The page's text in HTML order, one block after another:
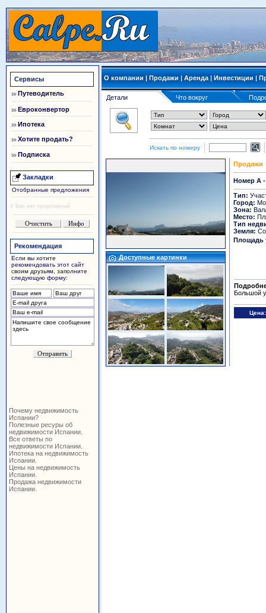
Сервисы
Путеводитель
Евроконвертор
Ипотека
Хотите продать?
Подписка
Закладки
Отобранные предложения
У Вас нет предложений
Рекомендация
Если вы хотите
рекомендовать этот сайт
своим друзьям, заполните
следующую форму:
Почему недвижимость
Испании?
Полезные ресуры об
недвижимости Испании.
Все ответы по
недвижимости Испании.
Ипотека на недвижимость
Испании.
Цены на недвижимость
Испании.
Продажа недвижимости
Испании.
О компании | Продажи | Аренда | Инвестиции |
Детали Что вокруг
Искать по номеру
Доступные картинки
Продажи
Номер A -
Тип:
Город:
Зона:
Место:
Тип
Земля:
Площадь
Большой
Цена: